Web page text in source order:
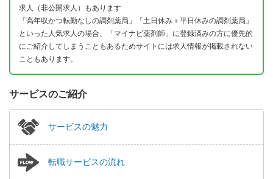
求人（非公開求人）もあります
「高年収かつ転勤なしの調剤薬局」「土日休み＋平日休みの調剤薬局」
といった人気求人の場合、「マイナビ薬剤師」に登録済みの方に優先的
にご紹介してしまうこともあるためサイトには求人情報が掲載されない
こともあります。
サービスのご紹介
サービスの魅力
転職サービスの流れ